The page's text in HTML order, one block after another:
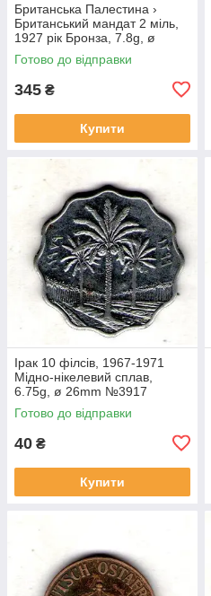
Британська Палестина ›
Британський мандат 2 міль,
1927 рік Бронза, 7.8g, ø
28mm №1852
Готово до відправки
345 ₴
Купити
Ірак 10 філсів, 1967-1971
Мідно-нікелевий сплав,
6.75g, ø 26mm №3917
Готово до відправки
40 ₴
Купити